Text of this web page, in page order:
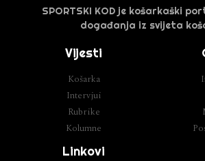
SPORTSKI KOD je košarkaški
događanja iz svijeta
Vijesti
Košarka
Intervjui
Rubrike
Kolumne
Linkovi